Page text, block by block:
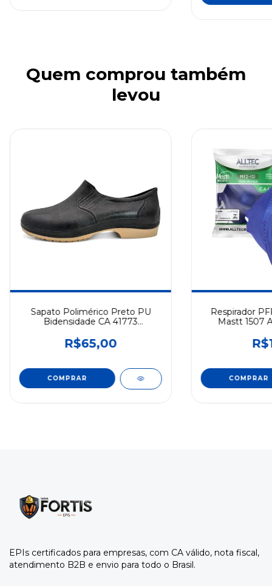
Quem comprou também
levou
Sapato Polimérico Preto PU
Bidensidade CA 41773
R$65,00
COMPRAR
Respirador
Mastt 1507
EPIs certificados para empresas, com CA válido, nota fiscal,
atendimento B2B e envio para todo o Brasil.